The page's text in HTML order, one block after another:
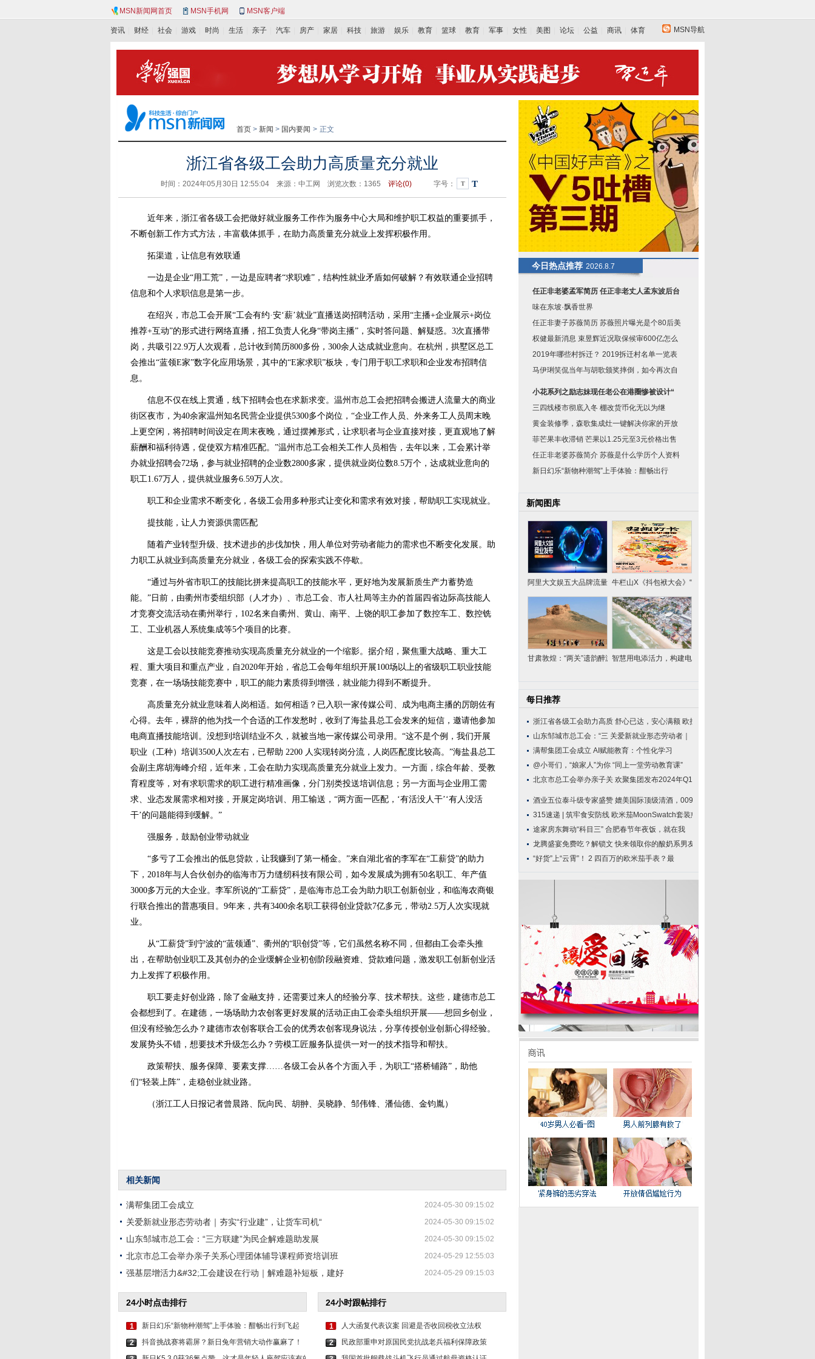
MSN新闻网首页 MSN手机网 MSN客户端
MSN导航
资讯 财经 社会 游戏 时尚 生活 亲子 汽车 房产 家居 科技 旅游 娱乐 教育 篮球 教育 军事 女性 美图 论坛 公益 商讯 体育
首页 > 新闻 > 国内要闻 > 正文
浙江省各级工会助力高质量充分就业
时间：2024年05月30日 12:55:04 来源：中工网 浏览次数： 1365 评论(0) 字号： T T
近年来，浙江省各级工会把做好就业服务工作作为服务中心大局和维护职工权益的重要抓手，
不断创新工作方式方法，丰富载体抓手，在助力高质量充分就业上发挥积极作用。
拓渠道，让信息有效联通
一边是企业“用工荒”，一边是应聘者“求职难”，结构性就业矛盾如何破解？有效联通企业招聘
信息和个人求职信息是第一步。
在绍兴，市总工会开展“工会有约·安‘薪’就业”直播送岗招聘活动，采用“主播+企业展示+岗位
推荐+互动”的形式进行网络直播，招工负责人化身“带岗主播”，实时答问题、解疑惑。3次直播带
岗，共吸引22.9万人次观看，总计收到简历800多份，300余人达成就业意向。在杭州，拱墅区总工
会推出“蓝领E家”数字化应用场景，其中的“E家求职”板块，专门用于职工求职和企业发布招聘信
息。
信息不仅在线上贯通，线下招聘会也在求新求变。温州市总工会把招聘会搬进人流量大的商业
街区夜市，为40余家温州知名民营企业提供5300多个岗位，“企业工作人员、外来务工人员周末晚
上更空闲，将招聘时间设定在周末夜晚，通过摆摊形式，让求职者与企业直接对接，更直观地了解
薪酬和福利待遇，促使双方精准匹配。”温州市总工会相关工作人员相告，去年以来，工会累计举
办就业招聘会72场，参与就业招聘的企业数2800多家，提供就业岗位数8.5万个，达成就业意向的
职工1.67万人，提供就业服务6.59万人次。
职工和企业需求不断变化，各级工会用多种形式让变化和需求有效对接，帮助职工实现就业。
提技能，让人力资源供需匹配
随着产业转型升级、技术进步的步伐加快，用人单位对劳动者能力的需求也不断变化发展。助
力职工从就业到高质量充分就业，各级工会的探索实践不停歇。
“通过与外省市职工的技能比拼来提高职工的技能水平，更好地为发展新质生产力蓄势造
能。”日前，由衢州市委组织部（人才办）、市总工会、市人社局等主办的首届四省边际高技能人
才竞赛交流活动在衢州举行，102名来自衢州、黄山、南平、上饶的职工参加了数控车工、数控铣
工、工业机器人系统集成等5个项目的比赛。
这是工会以技能竞赛推动实现高质量充分就业的一个缩影。据介绍，聚焦重大战略、重大工
程、重大项目和重点产业，自2020年开始，省总工会每年组织开展100场以上的省级职工职业技能
竞赛，在一场场技能竞赛中，职工的能力素质得到增强，就业能力得到不断提升。
高质量充分就业意味着人岗相适。如何相适？已入职一家传媒公司、成为电商主播的厉朗佐有
心得。去年，裸辞的他为找一个合适的工作发愁时，收到了海盐县总工会发来的短信，邀请他参加
电商直播技能培训。没想到培训结业不久，就被当地一家传媒公司录用。“这不是个例，我们开展
职业（工种）培训3500人次左右，已帮助 2200 人实现转岗分流，人岗匹配度比较高。”海盐县总工
会副主席胡海峰介绍，近年来，工会在助力实现高质量充分就业上发力。一方面，综合年龄、受教
育程度等，对有求职需求的职工进行精准画像，分门别类投送培训信息；另一方面与企业用工需
求、业态发展需求相对接，开展定岗培训、用工输送，“两方面一匹配，‘有活没人干’‘有人没活
干’的问题能得到缓解。”
强服务，鼓励创业带动就业
“多亏了工会推出的低息贷款，让我赚到了第一桶金。”来自湖北省的李军在“工薪贷”的助力
下，2018年与人合伙创办的临海市万力缝纫科技有限公司，如今发展成为拥有50名职工、年产值
3000多万元的大企业。李军所说的“工薪贷”，是临海市总工会为助力职工创新创业，和临海农商银
行联合推出的普惠项目。9年来，共有3400余名职工获得创业贷款7亿多元，带动2.5万人次实现就
业。
从“工薪贷”到宁波的“蓝领通”、衢州的“职创贷”等，它们虽然名称不同，但都由工会牵头推
出，在帮助创业职工及其创办的企业缓解企业初创阶段融资难、贷款难问题，激发职工创新创业活
力上发挥了积极作用。
职工要走好创业路，除了金融支持，还需要过来人的经验分享、技术帮扶。这些，建德市总工
会都想到了。在建德，一场场助力农创客更好发展的活动正由工会牵头组织开展——想回乡创业，
但没有经验怎么办？建德市农创客联合工会的优秀农创客现身说法，分享传授创业创新心得经验。
发展势头不错，想要技术升级怎么办？劳模工匠服务队提供一对一的技术指导和帮扶。
政策帮扶、服务保障、要素支撑……各级工会从各个方面入手，为职工“搭桥铺路”，助他
们“轻装上阵”，走稳创业就业路。
（浙江工人日报记者曾晨路、阮向民、胡翀、吴晓静、邹伟锋、潘仙德、金钧胤）
相关新闻
满帮集团工会成立 2024-05-30 09:15:02
关爱新就业形态劳动者｜夯实“行业建”，让货车司机“ 2024-05-30 09:15:02
山东邹城市总工会：“三方联建”为民企解难题助发展 2024-05-30 09:15:02
北京市总工会举办亲子关系心理团体辅导课程师资培训班 2024-05-29 12:55:03
强基层增活力&#32;工会建设在行动｜解难题补短板，建好 2024-05-29 09:15:03
24小时点击排行
1
新日幻乐“新物种潮驾”上手体验：酣畅出行到飞起
2
抖音挑战赛将霸屏？新日兔年营销大动作赢麻了！
24小时跟帖排行
1
人大函复代表议案 回避是否收回税收立法权
2
民政部重申对原国民党抗战老兵福利保障政策
今日热点推荐 2026.8.7
任正非老婆孟军简历 任正非老丈人孟东波后台
味在东坡·飘香世界
任正非妻子苏薇简历 苏薇照片曝光是个80后美
权健最新消息 束昱辉近况取保候审600亿怎么
2019年哪些村拆迁？ 2019拆迁村名单一览表
马伊琍笑侃当年与胡歌颁奖摔倒，如今再次自
小花系列之励志妹现任老公在港圈惨被设计“
三四线楼市彻底入冬 棚改货币化无以为继
黄金装修季，森歌集成灶一键解决你家的开放
菲芒果丰收滞销 芒果以1.25元至3元价格出售
任正非老婆苏薇简介 苏薇是什么学历个人资料
新日幻乐“新物种潮驾”上手体验：酣畅出行
新闻图库
阿里大文娱五大品牌流量产品牛栏山X《抖包袱大会》“超级
甘肃敦煌：“两关”遗韵醉游智慧用电添活力，构建电力服
每日推荐
浙江省各级工会助力高质 舒心已达，安心满额 欧拉
山东邹城市总工会：“三 关爱新就业形态劳动者｜
满帮集团工会成立 AI赋能教育：个性化学习
@小哥们，“娘家人”为你 “同上一堂劳动教育课”
北京市总工会举办亲子关 欢聚集团发布2024年Q1财
酒业五位泰斗级专家盛赞 媲美国际顶级清酒，009酃
315速递 | 筑牢食安防线 欧米茄MoonSwatch套装慈
途家房东舞动“科目三” 合肥春节年夜饭，就在我
龙腾盛宴免费吃？解锁文 快来领取你的酸奶系男友
“好货”上“云霄”！ 2 四百万的欧米茄手表？最